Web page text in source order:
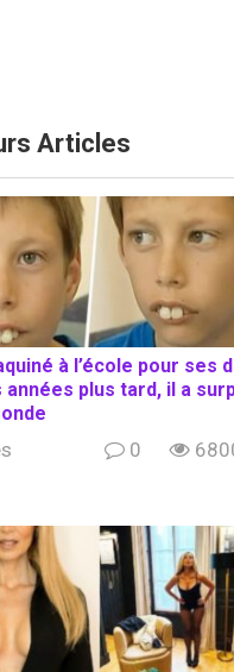
Articles
à l’école pour ses
années plus tard, il a
0